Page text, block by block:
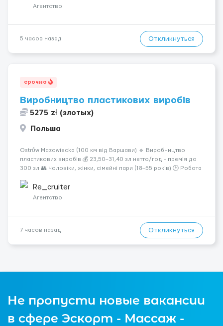
Локація: Мисловіце Форма пр...
Агентство
5 часов назад Откликнуться
срочно
Виробництво пластикових виробів
5275 zł (злотых)
Польша
Ostrów Mazowiecka (100 км від Варшави) 🔹 Виробництво
пластикових виробів 💰 23,50–31,40 зл нетто/год + премія до
300 зл 👥 Чоловіки, жінки, сімейні пари (18–55 років) 🕒 Робота
житло — 400 зл. 📦 Обов...
Re_cruiter
Агентство
7 часов назад Откликнуться
Не пропусти новые вакансии
в сфере Эскорт - Массаж -